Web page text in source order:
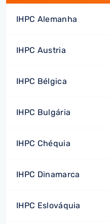
IHPC Alemanha
IHPC Austria
IHPC Bélgica
IHPC Bulgária
IHPC Chéquia
IHPC Dinamarca
IHPC Eslováquia